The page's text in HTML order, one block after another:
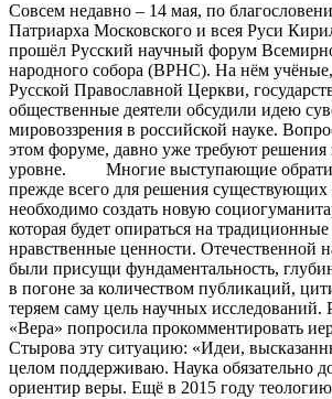
Совсем недавно – 14 мая, по
Патриарха Московского и всея Руси
прошёл Русский научный форум
народного собора (ВРНС). На нём учёные,
Русской Православной Церкви,
общественные деятели обсудили идею
мировоззрения в российской науке.
этом форуме, давно уже требуют решения
уровне. Многие выступающие
прежде всего для решения существующих
необходимо создать новую
которая будет опираться на
нравственные ценности. Отечественной
были присущи фундаментальность,
в погоне за количеством публикаций,
теряем саму цель научных исследований.
«Вера» попросила прокомментировать
Стырова эту ситуацию: «Идеи,
целом поддерживаю. Наука обязательно
ориентир веры. Ещё в 2015 году